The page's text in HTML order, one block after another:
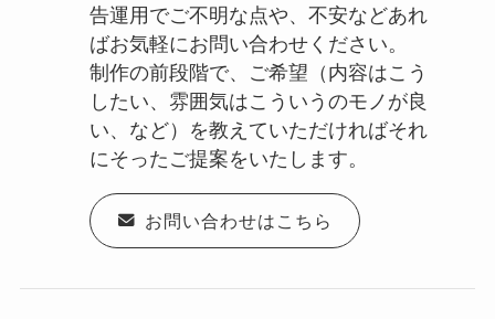
告運用でご不明な点や、不安などあれ
ばお気軽にお問い合わせください。
制作の前段階で、ご希望（内容はこう
したい、雰囲気はこういうのモノが良
い、など）を教えていただければそれ
にそったご提案をいたします。
お問い合わせはこちら